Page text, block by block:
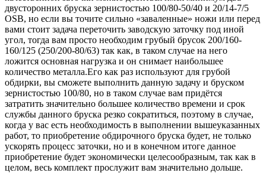
двусторонних бруска зернистостью 100/80-50/40 и 20/14-7/5
OSB, но если вы точите сильно «заваленные» ножи или перед
вами стоит задача переточить заводскую заточку под иной
угол, тогда вам просто необходим грубый брусок 200/160-
160/125 (250/200-80/63) так как, в таком случае на него
ложится основная нагрузка и он снимает наибольшее
количество металла.Его как раз используют для грубой
обдирки, вы сможете выполнить данную задачу и бруском
зернистостью 100/80, но в таком случае вам придётся
затратить значительно большее количество времени и срок
службы данного бруска резко сократиться, поэтому в случае,
когда у вас есть необходимость в выполнении вышеуказанных
работ, то приобретение обдирочного бруска будет, не только
ускорять процесс заточки, но и в конечном итоге данное
приобретение будет экономически целесообразным, так как в
целом, весь комплект прослужит вам значительно дольше.